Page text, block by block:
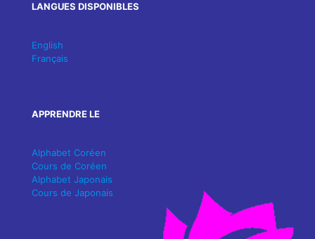
LANGUES DISPONIBLES
English
Français
APPRENDRE LE
Alphabet Coréen
Cours de Coréen
Alphabet Japonais
Cours de Japonais